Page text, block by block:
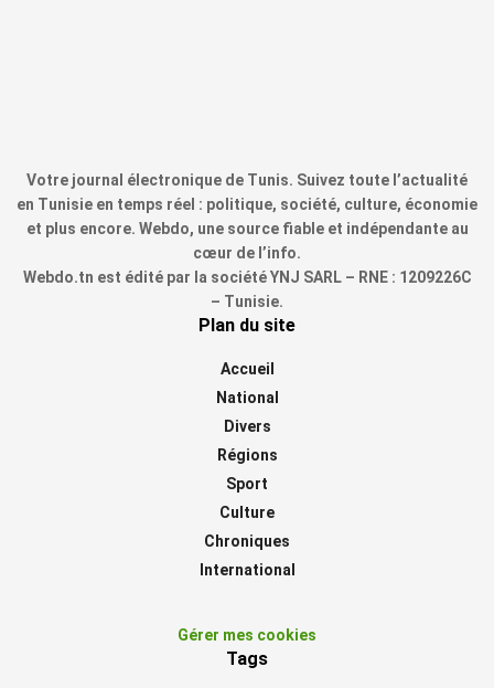
Votre journal électronique de Tunis. Suivez toute l’actualité
en Tunisie en temps réel : politique, société, culture, économie
et plus encore. Webdo, une source fiable et indépendante au
cœur de l’info.
Webdo.tn est édité par la société YNJ SARL – RNE : 1209226C
– Tunisie.
Plan du site
Accueil
National
Divers
Régions
Sport
Culture
Chroniques
International
Gérer mes cookies
Tags